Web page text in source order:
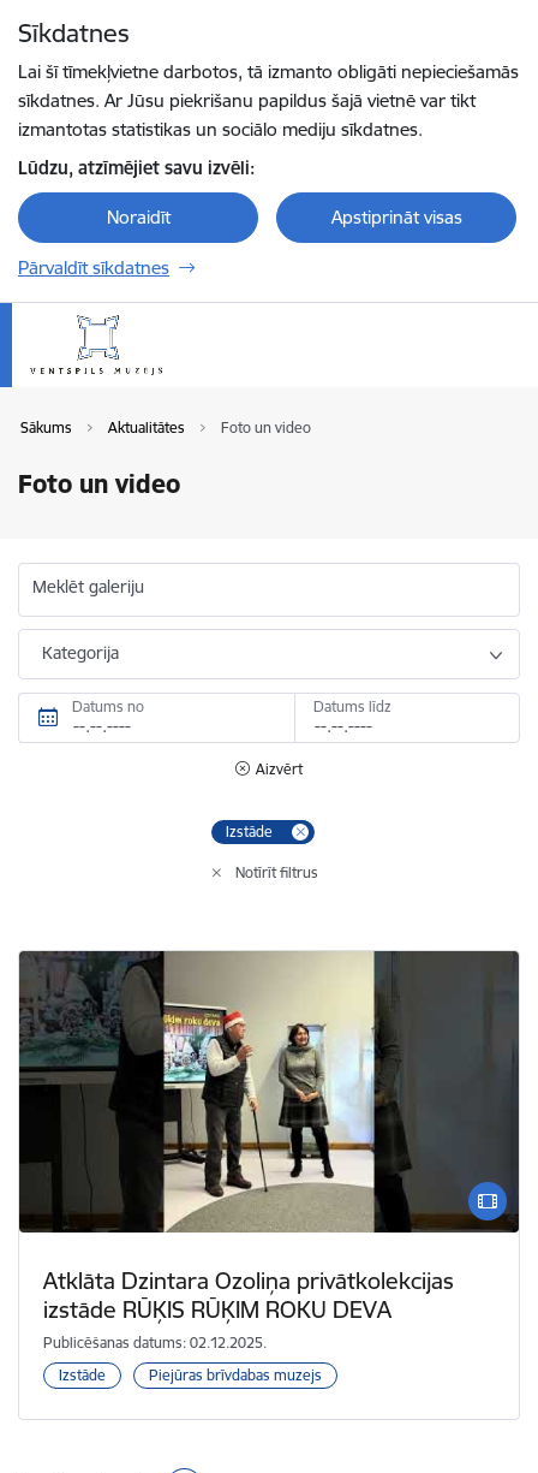
Sīkdatnes
Lai šī tīmekļvietne darbotos, tā izmanto obligāti nepieciešamās
sīkdatnes. Ar Jūsu piekrišanu papildus šajā vietnē var tikt
izmantotas statistikas un sociālo mediju sīkdatnes.
Lūdzu, atzīmējiet savu izvēli:
Noraidīt Apstiprināt visas
Pārvaldīt sīkdatnes
Sākums Aktualitātes Foto un video
Foto un video
Meklēt galeriju
Kategorija
Datums no Datums līdz
Aizvērt
Izstāde
Notīrīt filtrus
Atklāta Dzintara Ozoliņa privātkolekcijas
izstāde RŪĶIS RŪĶIM ROKU DEVA
Publicēšanas datums: 02.12.2025.
Izstāde
Piejūras brīvdabas muzejs